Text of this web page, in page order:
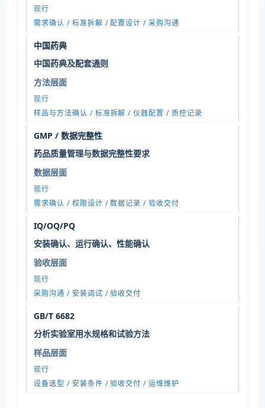
现行
需求确认 / 标准拆解 / 配置设计 / 采购沟通
中国药典
中国药典及配套通则
方法层面
现行
样品与方法确认 / 标准拆解 / 仪器配置 / 质控记录
GMP / 数据完整性
药品质量管理与数据完整性要求
数据层面
现行
需求确认 / 权限设计 / 数据记录 / 验收交付
IQ/OQ/PQ
安装确认、运行确认、性能确认
验收层面
现行
采购沟通 / 安装调试 / 验收交付
GB/T 6682
分析实验室用水规格和试验方法
样品层面
现行
设备选型 / 安装条件 / 验收交付 / 运维维护